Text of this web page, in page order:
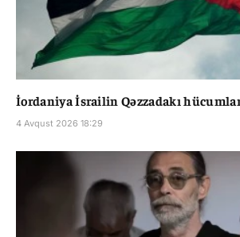
İordaniya İsrailin Qəzzadakı
4 Avqust 2026 18:29